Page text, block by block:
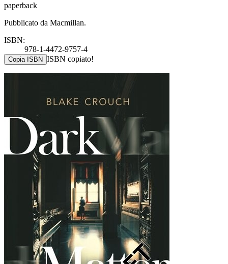
paperback
Pubblicato da Macmillan.
ISBN:
978-1-4472-9757-4
Copia ISBN ISBN copiato!